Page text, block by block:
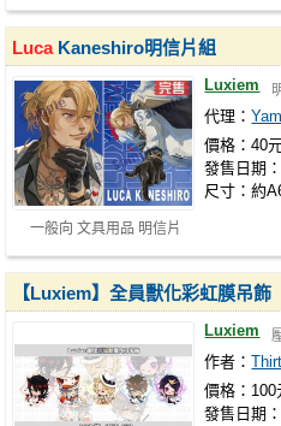
蝦…
一般向 文具用品 明信片
LucaKaneshiro明信片組
Luxiem
代理：
價格：40
發售日期
尺寸：約
【Luxiem】全員獸化彩虹膜吊飾
Luxiem
作者：
價格：100
發售日期